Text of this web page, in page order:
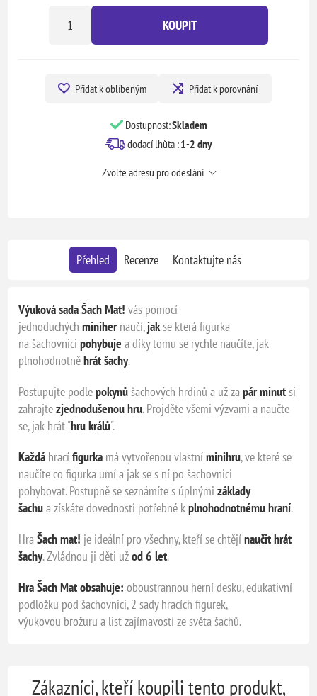
KOUPIT
Přidat k oblíbeným Přidat k porovnání
Dostupnost:Skladem
dodací lhůta :1-2 dny
Zvolte adresu pro odeslání
Přehled Recenze Kontaktujte nás
Výuková sada Šach Mat! vás pomocí
jednoduchýchminihernaučí,jakse která figurka
na šachovnicipohybujea díky tomu se rychle naučíte, jak
plnohodnotněhrát šachy.
Postupujte podlepokynůšachových hrdinů a už zapár minutsi
zahrajtezjednodušenou hru. Projděte všemi výzvami a naučte
se, jak hrát "hru králů".
Každá hracífigurka má vytvořenou vlastníminihru, ve které se
naučíte co figurka umí a jak se s ní po šachovnici
pohybovat. Postupně se seznámíte s úplnýmizáklady
šachua získáte dovednosti potřebné kplnohodnotnému hraní.
HraŠach mat! je ideální pro všechny, kteří se chtějínaučit hrát
šachy. Zvládnou ji děti užod 6 let.
Hra Šach Mat obsahuje:oboustrannou herní desku, edukativní
podložku pod šachovnici, 2 sady hracích figurek,
výukovou brožuru a list zajímavostí ze světa šachů.
Zákazníci, kteří koupili tento produkt,